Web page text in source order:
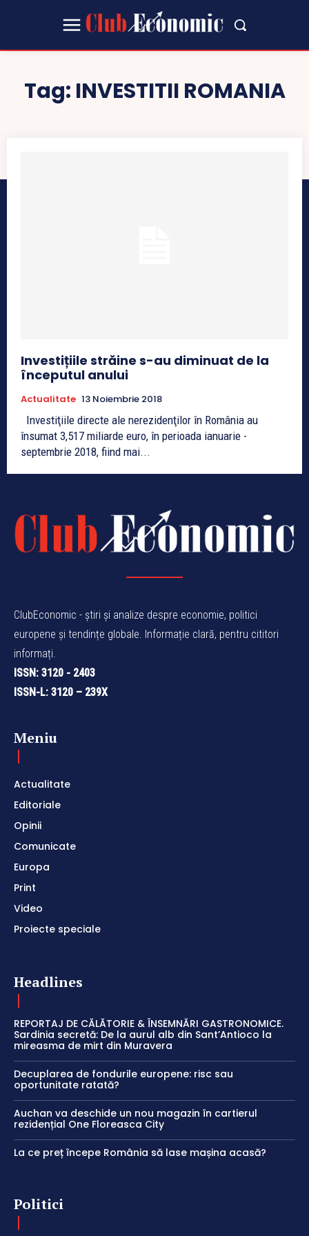
Tag: INVESTITII ROMANIA
Investițiile străine s-au diminuat de la
începutul anului
Actualitate 13 Noiembrie 2018
însumat 3,517 miliarde euro, în perioada ianuarie -
septembrie 2018, fiind mai...
ClubEconomic - știri și analize despre economie, politici
europene și tendințe globale. Informație clară, pentru cititori
informați.
ISSN: 3120 - 2403
ISSN-L: 3120 – 239X
Meniu
Actualitate
Editoriale
Opinii
Comunicate
Europa
Print
Video
Proiecte speciale
Headlines
REPORTAJ DE CĂLĂTORIE & ÎNSEMNĂRI GASTRONOMICE.
Sardinia secretă: De la aurul alb din Sant’Antioco la
mireasma de mirt din Muravera
Decuplarea de fondurile europene: risc sau
oportunitate ratată?
Auchan va deschide un nou magazin în cartierul
rezidențial One Floreasca City
La ce preț începe România să lase mașina acasă?
Politici